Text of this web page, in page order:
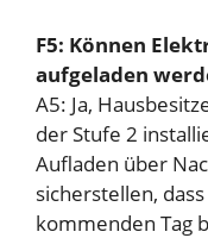
F5: Können
aufgeladen
A5: Ja,
der Stufe 2
Aufladen über
sicherstellen,
kommenden Tag